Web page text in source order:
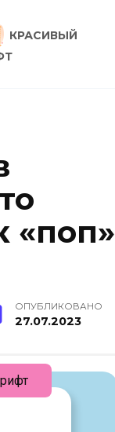
КРАСИВЫЙ
«поп»
ОПУБЛИКОВАНО
27.07.2023